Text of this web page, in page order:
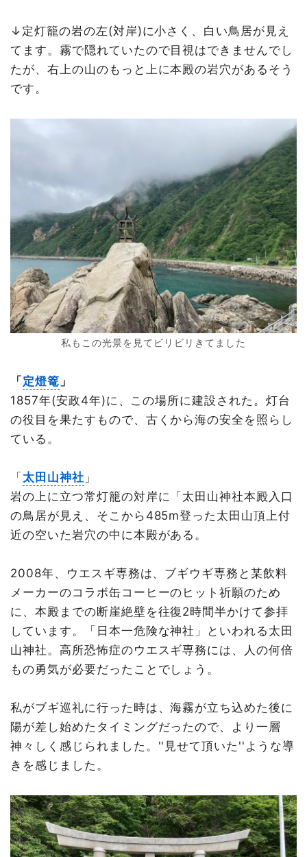
↓定灯籠の岩の左(対岸)に小さく、白い鳥居が見え
てます。霧で隠れていたので目視はできませんでし
たが、右上の山のもっと上に本殿の岩穴があるそう
です。
私もこの光景を見てビリビリきてました
「 定燈篭 」
1857年(安政4年)に、この場所に建設された。灯台
の役目を果たすもので、古くから海の安全を照らし
ている。
「 太田山神社 」
岩の上に立つ常灯籠の対岸に「太田山神社本殿入口
の鳥居が見え、そこから485m登った太田山頂上付
近の空いた岩穴の中に本殿がある。
2008年、ウエスギ専務は、ブギウギ専務と某飲料
メーカーのコラボ缶コーヒーのヒット祈願のため
に、本殿までの断崖絶壁を往復2時間半かけて参拝
しています。「日本一危険な神社」といわれる太田
山神社。高所恐怖症のウエスギ専務には、人の何倍
もの勇気が必要だったことでしょう。
私がブギ巡礼に行った時は、海霧が立ち込めた後に
陽が差し始めたタイミングだったので、より一層
神々しく感じられました。''見せて頂いた''ような導
きを感じました。